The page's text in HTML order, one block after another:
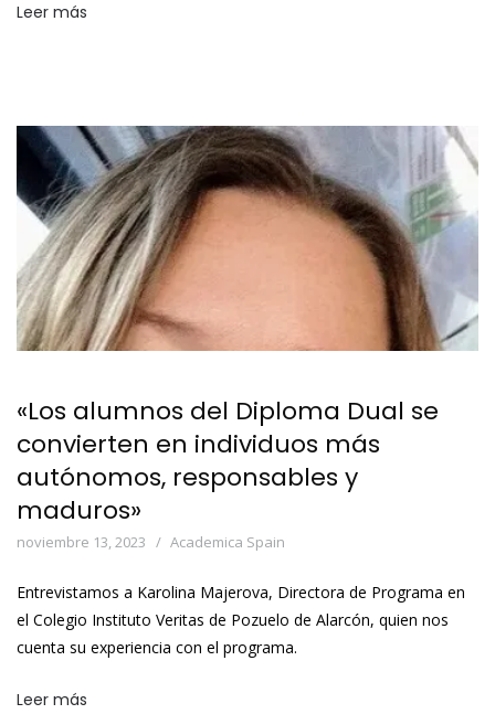
Leer más
«Los alumnos del Diploma Dual se
convierten en individuos más
autónomos, responsables y
maduros»
noviembre 13, 2023 Academica Spain
Entrevistamos a Karolina Majerova, Directora de Programa en
el Colegio Instituto Veritas de Pozuelo de Alarcón, quien nos
cuenta su experiencia con el programa.
Leer más